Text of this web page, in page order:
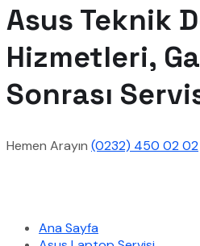
Asus Teknik
Hizmetleri,
Sonrası
Hemen Arayın (0232) 450 02 02
Ana Sayfa